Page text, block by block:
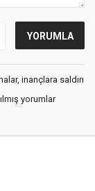
inançlara saldırı
yorumlar